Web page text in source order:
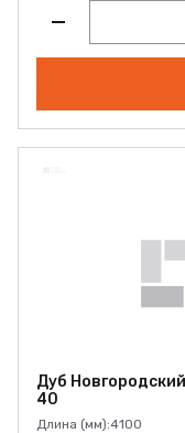
Дуб
40
Длина (мм):4100